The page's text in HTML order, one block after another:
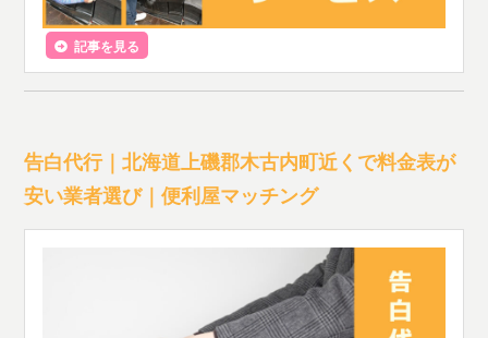
記事を見る
告白代行｜北海道上磯郡木古内町近くで料金表が
安い業者選び｜便利屋マッチング